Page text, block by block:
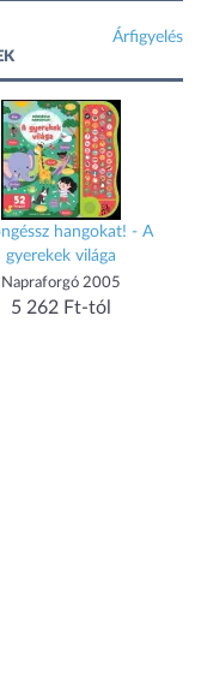
Árfigyelés
hangokat! - A
gyerekek világa
Napraforgó 2005
5 262 Ft-tól